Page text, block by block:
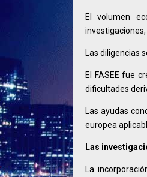
El volumen
Las diligencias
El FASEE fue
dificultades
Las ayudas
europea
Las
La